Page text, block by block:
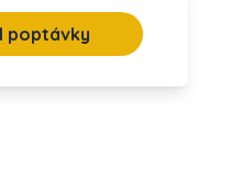
poptávky